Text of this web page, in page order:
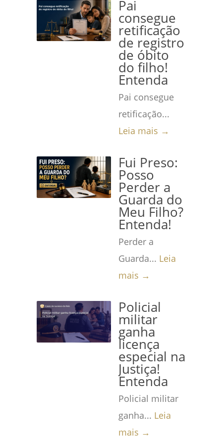
Pai
consegue
retificação
de registro
de óbito
do filho!
Entenda
Pai consegue
retificação...
Leia mais →
Fui Preso:
Posso
Perder a
Guarda do
Meu Filho?
Entenda!
Perder a
Guarda... Leia
mais →
Policial
militar
ganha
licença
especial na
Justiça!
Entenda
Policial militar
ganha... Leia
mais →